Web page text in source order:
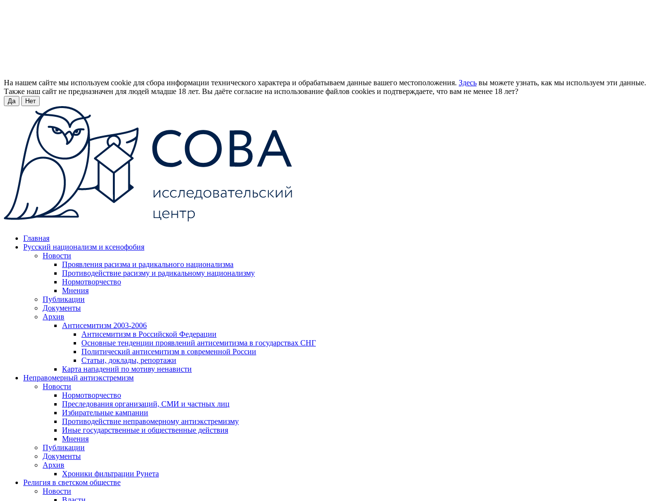
На нашем сайте мы используем cookie для сбора информации технического характера и обрабатываем данные вашего местоположения. Здесь вы можете узнать, как мы используем эти данные.
Также наш сайт не предназначен для людей младше 18 лет. Вы даёте согласие на использование файлов cookies и подтверждаете, что вам не менее 18 лет?
Да Нет
Главная
Русский национализм и ксенофобия
Новости
Проявления расизма и радикального национализма
Противодействие расизму и радикальному национализму
Нормотворчество
Мнения
Публикации
Документы
Архив
Антисемитизм 2003-2006
Антисемитизм в Российской Федерации
Основные тенденции проявлений антисемитизма в государствах СНГ
Политический антисемитизм в современной России
Статьи, доклады, репортажи
Карта нападений по мотиву ненависти
Неправомерный антиэкстремизм
Новости
Нормотворчество
Преследования организаций, СМИ и частных лиц
Избирательные кампании
Противодействие неправомерному антиэкстремизму
Иные государственные и общественные действия
Мнения
Публикации
Документы
Архив
Хроники фильтрации Рунета
Религия в светском обществе
Новости